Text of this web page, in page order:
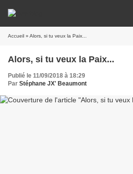
Accueil » Alors, si tu veux la Paix...
Alors, si tu veux la Paix...
Publié le 11/09/2018 à 18:29
Par Stéphane JX' Beaumont